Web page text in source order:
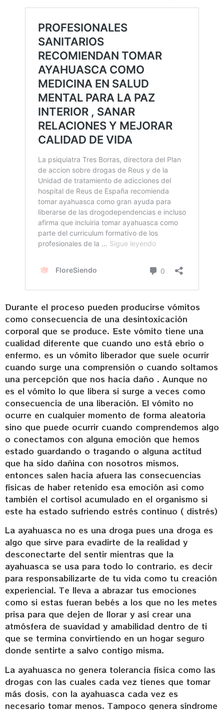
Durante el proceso pueden producirse vómitos
como consecuencia de una desintoxicación
corporal que se produce. Este vómito tiene una
cualidad diferente que cuando uno está ebrio o
enfermo, es un vómito liberador que suele ocurrir
cuando surge una comprensión o cuando soltamos
una percepción que nos hacía daño . Aunque no
es el vómito lo que libera si surge a veces como
consecuencia de una liberación. El vómito no
ocurre en cualquier momento de forma aleatoria
sino que puede ocurrir cuando comprendemos algo
o conectamos con alguna emoción que hemos
estado guardando o tragando o alguna actitud
que ha sido dañina con nosotros mismos,
entonces salen hacia afuera las consecuencias
físicas de haber retenido esa emoción asi como
también el cortisol acumulado en el organismo si
este ha estado sufriendo estrés continuo ( distrés)
La ayahuasca no es una droga pues una droga es
algo que sirve para evadirte de la realidad y
desconectarte del sentir mientras que la
ayahuasca se usa para todo lo contrario, es decir
para responsabilizarte de tu vida como tu creación
experiencial. Te lleva a abrazar tus emociones
como si estas fueran bebés a los que no les metes
prisa para que dejen de llorar y así crear una
atmósfera de suavidad y amabilidad dentro de ti
que se termina convirtiendo en un hogar seguro
donde sentirte a salvo contigo misma.
La ayahuasca no genera tolerancia física como las
drogas con las cuales cada vez tienes que tomar
más dosis, con la ayahuasca cada vez es
necesario tomar menos. Tampoco genera síndrome